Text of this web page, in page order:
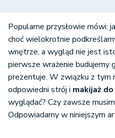
Popularne przysłowie mówi:
choć wielokrotnie
wnętrze, a wygląd nie jest
pierwsze wrażenie budujemy
prezentuje. W związku z tym
odpowiedni strój i makijaż
wyglądać? Czy zawsze
Odpowiadamy w niniejszym